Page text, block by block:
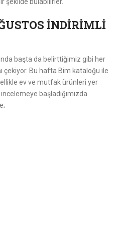
İNDİRİMLİ
başta da belirttiğimiz gibi her
çekiyor. Bu hafta Bim kataloğu ile
ev ve mutfak ürünleri yer
başladığımızda